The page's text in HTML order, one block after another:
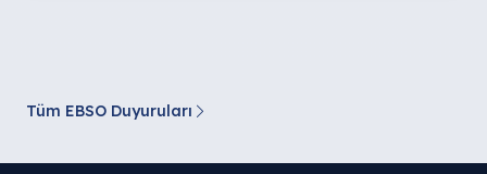
Tüm EBSO Duyuruları